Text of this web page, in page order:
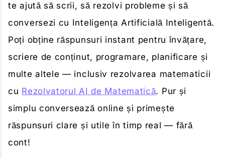
te ajută să scrii, să rezolvi probleme și să
conversezi cu Inteligența Artificială Inteligentă.
Poți obține răspunsuri instant pentru învățare,
scriere de conținut, programare, planificare și
multe altele — inclusiv rezolvarea matematicii
cu Rezolvatorul AI de Matematică. Pur și
simplu conversează online și primește
răspunsuri clare și utile în timp real — fără
cont!